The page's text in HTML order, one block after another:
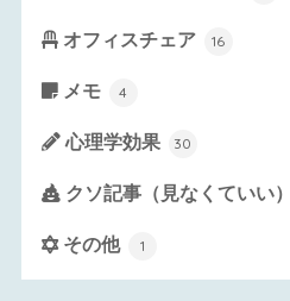
オフィスチェア 16
メモ 4
心理学効果 30
クソ記事（見なくていい）
その他 1